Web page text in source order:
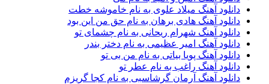
دانلود آهنگ میلاد علوی به نام خاموشه خطت
دانلود آهنگ هادی برهان به نام حق من این بود
دانلود آهنگ شهرام ریحانی به نام چشمای تو
دانلود آهنگ امیر عظیمی به نام دختر بندر
دانلود آهنگ پویا بیاتی به نام من بی تو
دانلود آهنگ راغب به نام عطر تو
دانلود آهنگ آرمان گرشاسبی به نام کجا گریزم